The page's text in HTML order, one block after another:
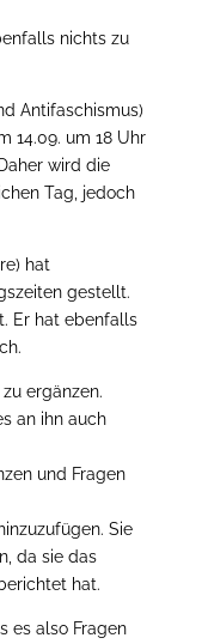
nichts zu
Antifaschismus)
14.09. um 18 Uhr
wird die
Tag, jedoch
hat
gestellt.
Er hat ebenfalls
ergänzen.
an ihn auch
und Fragen
Sie
da sie das
hat.
es also Fragen